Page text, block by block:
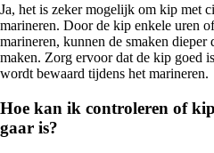
Ja, het is zeker mogelijk om kip met
marineren. Door de kip enkele uren
marineren, kunnen de smaken
maken. Zorg ervoor dat de kip goed
wordt bewaard tijdens het marineren.
Hoe kan ik controleren of
gaar is?